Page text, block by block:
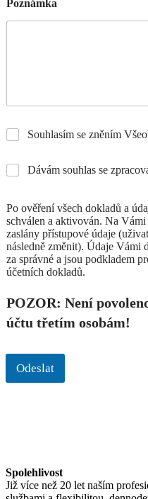
Poznámka
Souhlasím se zněním
Dávám souhlas se
Po ověření všech dokladů a
schválen a aktivován. Na
zaslány přístupové údaje
následně změnit). Údaje Vámi
za správné a jsou podkladem
účetních dokladů.
POZOR: Není
účtu třetím osobám!
Odeslat
Spolehlivost
Již více než 20 let naším